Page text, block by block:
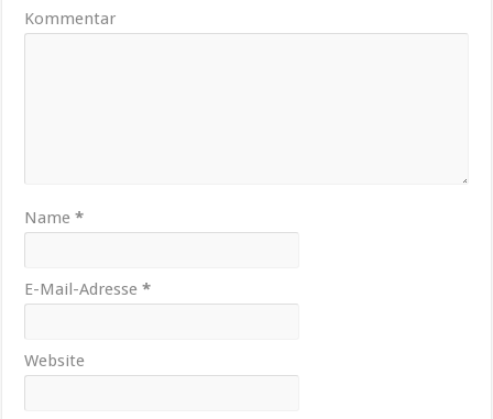
Kommentar
Name*
E-Mail-Adresse*
Website